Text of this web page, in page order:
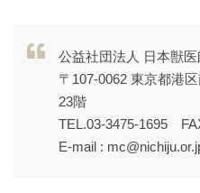
公益社団法人 日本獣医
〒107-0062 東京都港
23階
TEL.03-3475-1695
E-mail :